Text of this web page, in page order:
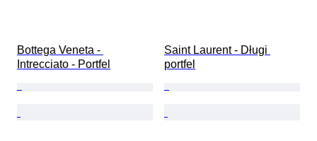
Bottega Veneta -
Intrecciato - Portfel
Saint Laurent - Długi
portfel